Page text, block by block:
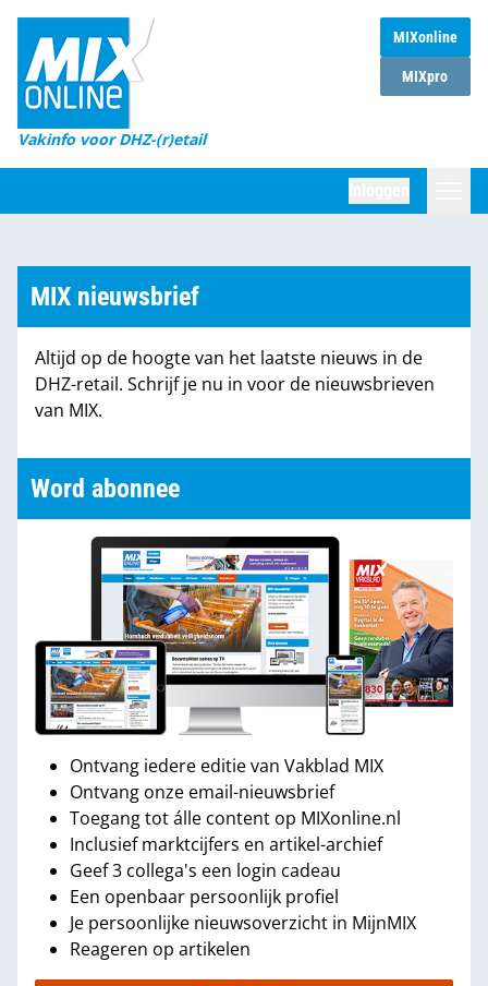
MIXonline
MIXpro
Vakinfo voor DHZ-(r)etail
Home
Magazines
DHZ Sessie
Marktcijfers
Partners
MIX nieuwsbrief
Altijd op de hoogte van het laatste nieuws in de
DHZ-retail. Schrijf je nu in voor de nieuwsbrieven
van MIX.
Word abonnee
Ontvang iedere editie van Vakblad MIX
Ontvang onze email-nieuwsbrief
Toegang tot álle content op MIXonline.nl
Inclusief marktcijfers en artikel-archief
Geef 3 collega's een login cadeau
Een openbaar persoonlijk profiel
Je persoonlijke nieuwsoverzicht in MijnMIX
Reageren op artikelen